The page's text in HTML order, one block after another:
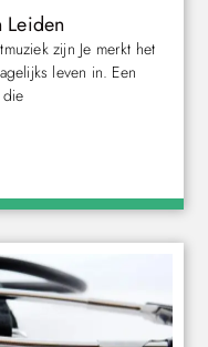
Leiden
zijn Je merkt het
leven in. Een